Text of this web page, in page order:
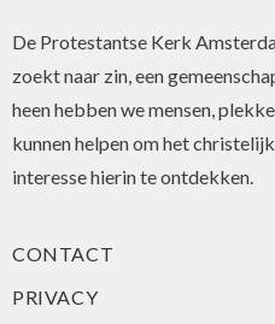
De Protestantse Kerk
zoekt naar zin, een
heen hebben we mensen,
kunnen helpen om het
interesse hierin te ontdekken.
CONTACT
PRIVACY